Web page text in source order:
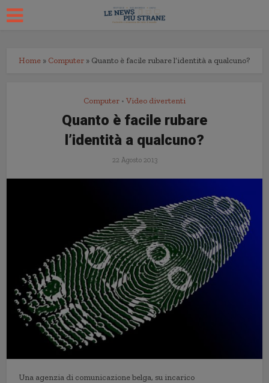
Home » Computer » Quanto è facile rubare l’identità a qualcuno?
Computer • Video divertenti
Quanto è facile rubare
l’identità a qualcuno?
22 Agosto 2013
Una agenzia di comunicazione belga, su incarico